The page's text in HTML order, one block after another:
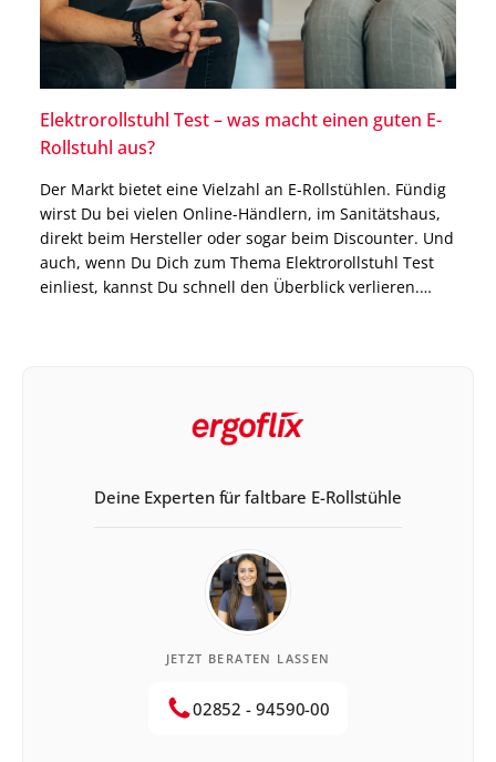
Elektrorollstuhl Test – was macht einen guten E-
Rollstuhl aus?
Der Markt bietet eine Vielzahl an E-Rollstühlen. Fündig
wirst Du bei vielen Online-Händlern, im Sanitätshaus,
direkt beim Hersteller oder sogar beim Discounter. Und
auch, wenn Du Dich zum Thema Elektrorollstuhl Test
einliest, kannst Du schnell den Überblick verlieren.
Deine Experten für faltbare E-Rollstühle
JETZT BERATEN LASSEN
02852 - 94590-00